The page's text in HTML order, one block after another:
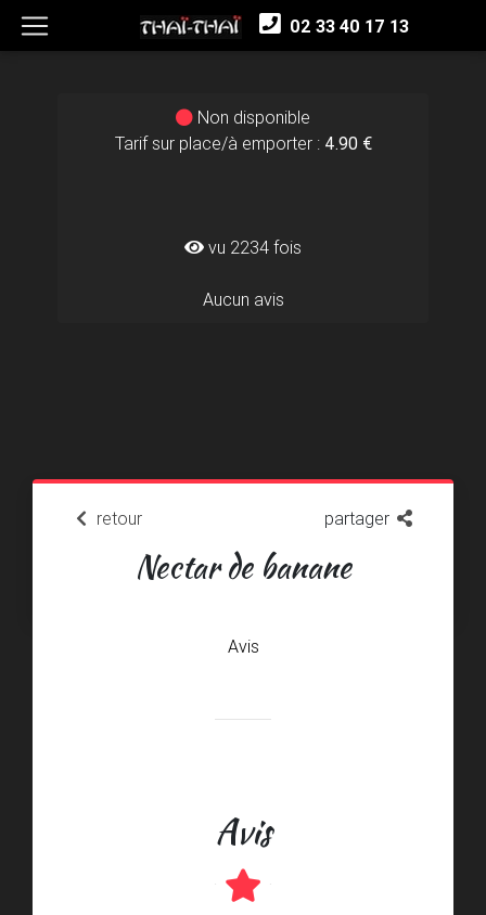
02 33 40 17 13
Non disponible
Tarif sur place/à emporter : 4.90 €
vu 2234 fois
Aucun avis
retour partager
Nectar de banane
Avis
Avis